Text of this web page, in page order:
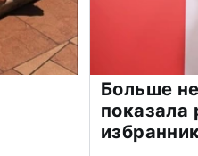
Больше